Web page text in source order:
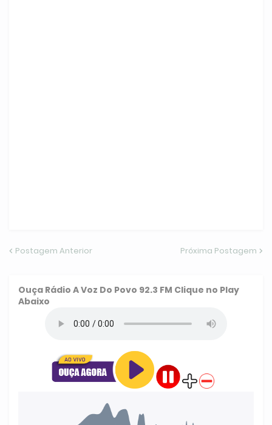
Postagem Anterior Próxima Postagem
Ouça Rádio A Voz Do Povo 92.3 FM Clique no Play
Abaixo